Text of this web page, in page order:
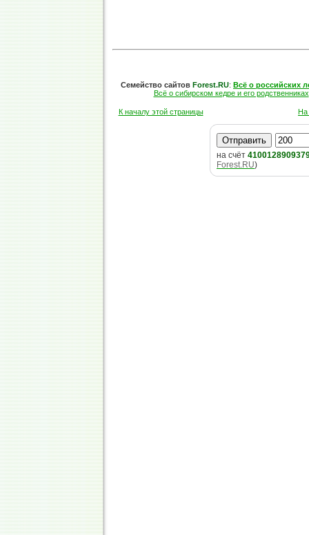
Семейство сайтов Forest.RU: Всё о российских
Всё о сибирском кедре и его родственниках
К началу этой страницы На
на счёт
Forest.RU)